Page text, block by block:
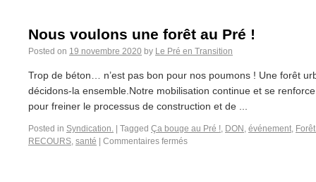
Nous voulons une forêt au Pré !
Posted on 19 novembre 2020 by Le Pré en Transition
Trop de béton… n’est pas bon pour nos poumons ! Une forêt
décidons-la ensemble.Notre mobilisation continue et se
pour freiner le processus de construction et de ...
Posted in Syndication. Tagged Ça bouge au Pré !, DON , événement,
RECOURS, santé Commentaires fermés